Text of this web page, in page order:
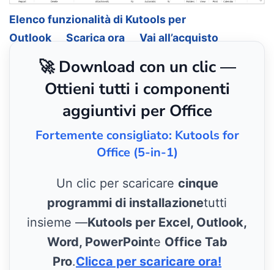
Elenco funzionalità di Kutools per
Outlook
Scarica ora Vai all’acquisto
🚀 Download con un clic —
Ottieni tutti i componenti
aggiuntivi per Office
Fortemente consigliato: Kutools for
Office (5-in-1)
Un clic per scaricare cinque
programmi di installazionetutti
insieme —Kutools per Excel, Outlook,
Word, PowerPointe Office Tab
Pro.Clicca per scaricare ora!